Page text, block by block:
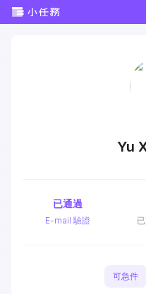
Yu
E-mail 驗證
已通過
可急件